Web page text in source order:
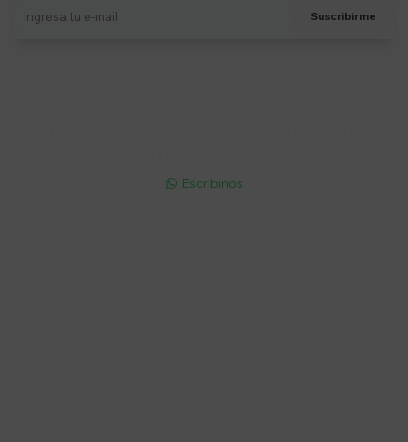
Suscribirme
 Escribinos